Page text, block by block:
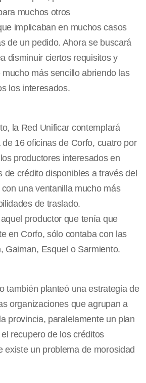
muchos otros
implicaban en muchos casos
de un pedido. Ahora se buscará
disminuir ciertos requisitos y
más sencillo abriendo las
los interesados.
la Red Unificar contemplará
16 oficinas de Corfo, cuatro por
productores interesados en
de crédito disponibles a través del
una ventanilla mucho más
de traslado.
productor que tenía que
en Corfo, sólo contaba con las
Gaiman, Esquel o Sarmiento.
también planteó una estrategia de
organizaciones que agrupan a
provincia, paralelamente un plan
recupero de los créditos
existe un problema de morosidad